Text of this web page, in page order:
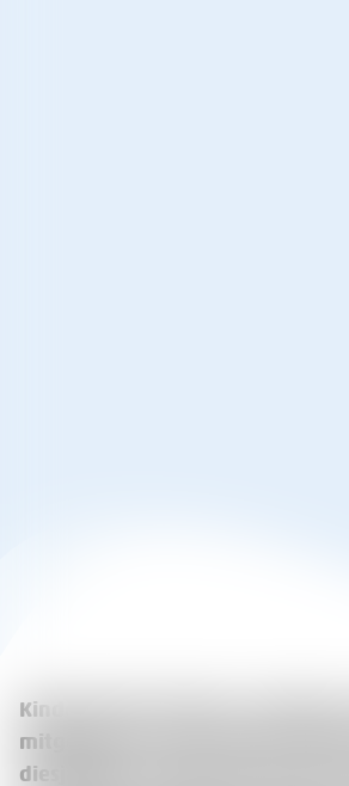
Kinderrechte erleben, verstehen
mitgestalten: Unter diesem
diesjährige Sommerfest der Kita